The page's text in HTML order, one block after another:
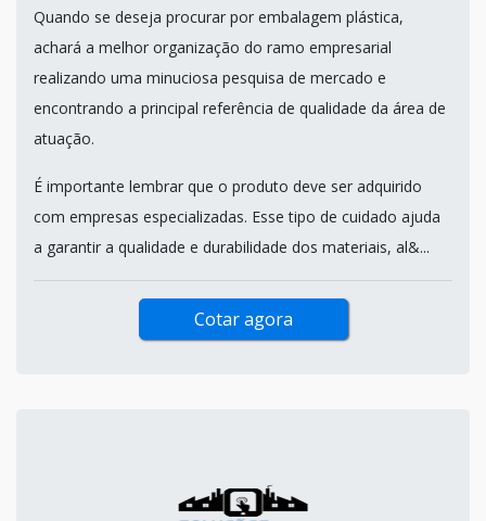
Quando se deseja procurar por embalagem plástica,
achará a melhor organização do ramo empresarial
realizando uma minuciosa pesquisa de mercado e
encontrando a principal referência de qualidade da área de
atuação.
É importante lembrar que o produto deve ser adquirido
com empresas especializadas. Esse tipo de cuidado ajuda
a garantir a qualidade e durabilidade dos materiais, al&...
Cotar agora